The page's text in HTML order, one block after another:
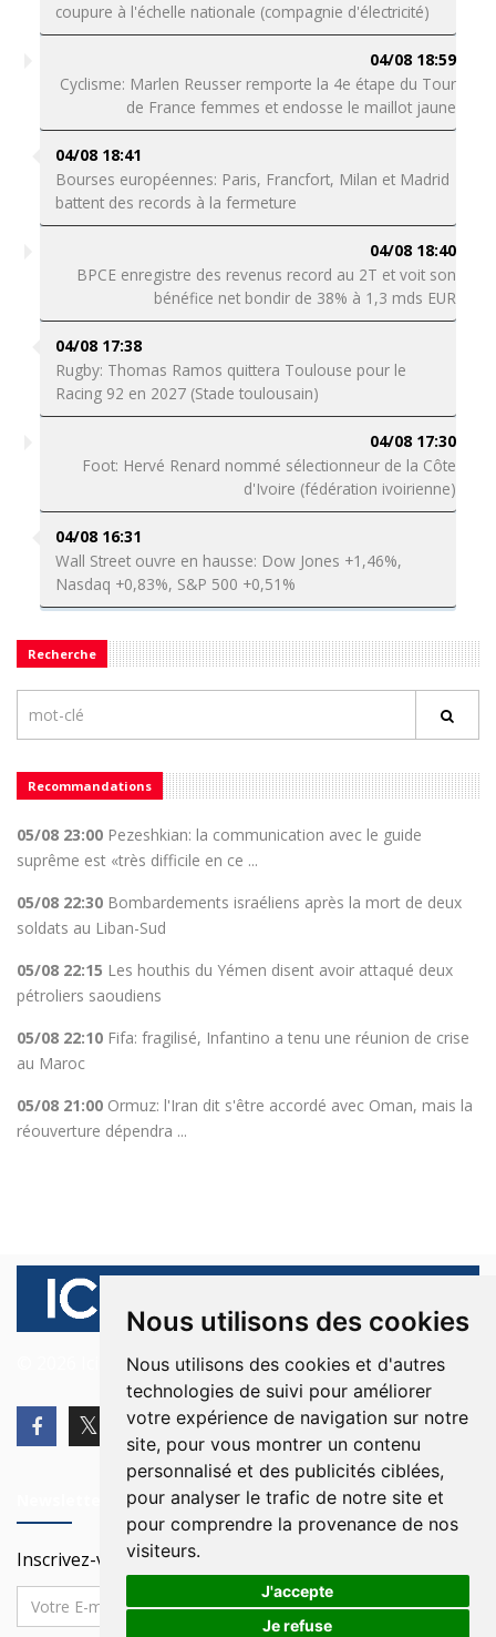
Nous utilisons des cookies
Nous utilisons des cookies et d'autres
technologies de suivi pour améliorer
votre expérience de navigation sur notre
site, pour vous montrer un contenu
personnalisé et des publicités ciblées,
pour analyser le trafic de notre site et
pour comprendre la provenance de nos
visiteurs.
J'accepte
Je refuse
coupure à l'échelle nationale (compagnie d'électricité)
04/08 18:59
Cyclisme: Marlen Reusser remporte la 4e étape du Tour
de France femmes et endosse le maillot jaune
04/08 18:41
Bourses européennes: Paris, Francfort, Milan et Madrid
battent des records à la fermeture
04/08 18:40
BPCE enregistre des revenus record au 2T et voit son
bénéfice net bondir de 38% à 1,3 mds EUR
04/08 17:38
Rugby: Thomas Ramos quittera Toulouse pour le
Racing 92 en 2027 (Stade toulousain)
04/08 17:30
Foot: Hervé Renard nommé sélectionneur de la Côte
d'Ivoire (fédération ivoirienne)
04/08 16:31
Wall Street ouvre en hausse: Dow Jones +1,46%,
Nasdaq +0,83%, S&P 500 +0,51%
Recherche
Recommandations
05/08 23:00 Pezeshkian: la communication avec le guide
suprême est «très difficile en ce ...
05/08 22:30 Bombardements israéliens après la mort de deux
soldats au Liban-Sud
05/08 22:15 Les houthis du Yémen disent avoir attaqué deux
pétroliers saoudiens
05/08 22:10 Fifa: fragilisé, Infantino a tenu une réunion de crise
au Maroc
05/08 21:00 Ormuz: l'Iran dit s'être accordé avec Oman, mais la
réouverture dépendra ...
© 2026 Ici Beyrouth. Tous les droits sont réservés.
Inscrivez-vous à notre Newsletter